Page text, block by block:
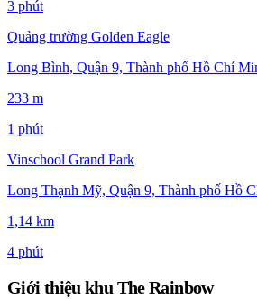
3 phút
Quảng trường Golden Eagle
Long Bình, Quận 9, Thành phố Hồ Chí
233 m
1 phút
Vinschool Grand Park
Long Thạnh Mỹ, Quận 9, Thành phố Hồ
1,14 km
4 phút
Giới thiệu khu The Rainbow